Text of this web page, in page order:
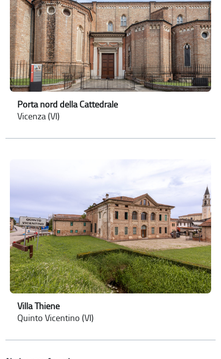
Porta nord della Cattedrale
Vicenza (VI)
Villa Thiene
Quinto Vicentino (VI)